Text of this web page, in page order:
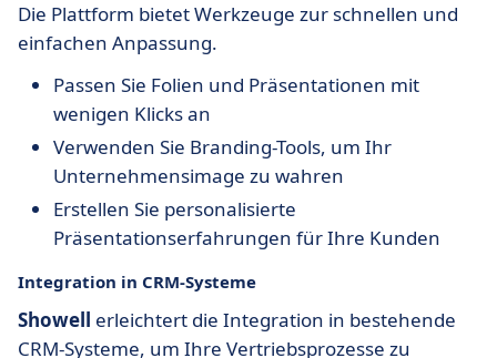
Die Plattform bietet Werkzeuge zur schnellen und
einfachen Anpassung.
Passen Sie Folien und Präsentationen mit
wenigen Klicks an
Verwenden Sie Branding-Tools, um Ihr
Unternehmensimage zu wahren
Erstellen Sie personalisierte
Präsentationserfahrungen für Ihre Kunden
Integration in CRM-Systeme
Showell erleichtert die Integration in bestehende
CRM-Systeme, um Ihre Vertriebsprozesse zu